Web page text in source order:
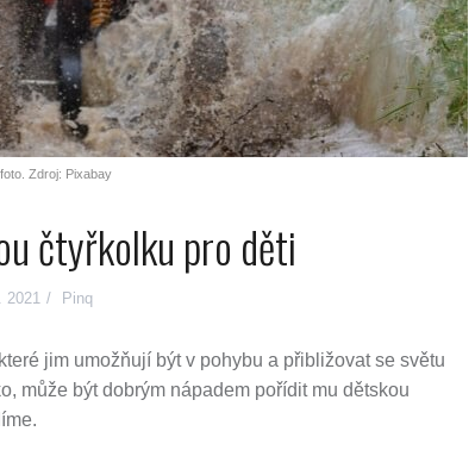
Zdroj: Pixabay
čtyřkolku pro děti
2021 Pinq
jim umožňují být v pohybu a přibližovat se světu
může být dobrým nápadem pořídit mu dětskou